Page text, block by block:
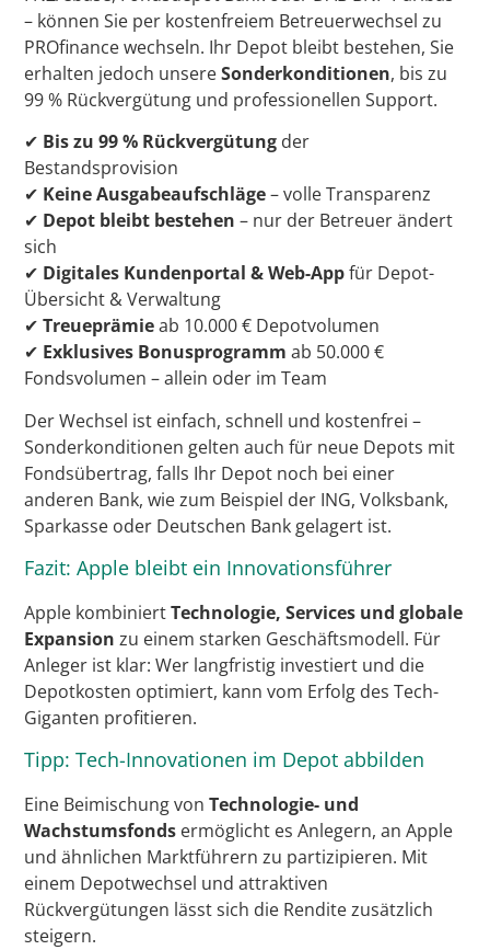
– können Sie per kostenfreiem Betreuerwechsel zu
PROfinance wechseln. Ihr Depot bleibt bestehen, Sie
erhalten jedoch unsereSonderkonditionen, bis zu
99 % Rückvergütung und professionellen Support.
✔ Bis zu 99 % Rückvergütung der
Bestandsprovision
✔ Keine Ausgabeaufschläge– volle Transparenz
✔ Depot bleibt bestehen – nur der Betreuer ändert
sich
✔ Digitales Kundenportal & Web-Appfür Depot-
Übersicht & Verwaltung
✔Treueprämieab 10.000 € Depotvolumen
✔ Exklusives Bonusprogramm ab 50.000 €
Fondsvolumen – allein oder im Team
Der Wechsel ist einfach, schnell und kostenfrei –
Sonderkonditionen gelten auch für neue Depots mit
Fondsübertrag, falls Ihr Depot noch bei einer
anderen Bank, wie zum Beispiel der ING, Volksbank,
Sparkasse oder Deutschen Bank gelagert ist.
Fazit: Apple bleibt ein Innovationsführer
Apple kombiniertTechnologie, Services und globale
Expansion zu einem starken Geschäftsmodell. Für
Anleger ist klar: Wer langfristig investiert und die
Depotkosten optimiert, kann vom Erfolg des Tech-
Giganten profitieren.
Tipp: Tech-Innovationen im Depot abbilden
Eine Beimischung vonTechnologie- und
Wachstumsfonds ermöglicht es Anlegern, an Apple
und ähnlichen Marktführern zu partizipieren. Mit
einem Depotwechsel und attraktiven
Rückvergütungen lässt sich die Rendite zusätzlich
steigern.